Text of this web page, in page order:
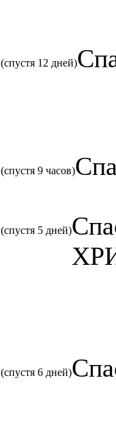
(спустя 12 дней)
(спустя 9 часов)
(спустя 5 дней)
(спустя 6 дней)